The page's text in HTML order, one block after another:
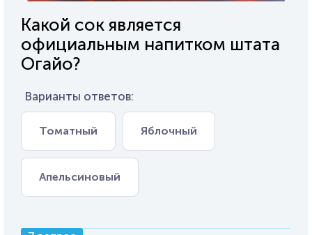
Какой сок является
официальным напитком штата
Огайо?
Варианты ответов:
Томатный Яблочный
Апельсиновый